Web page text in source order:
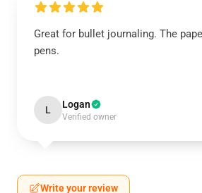
Great for bullet journaling. The
pens.
L Logan
Verified owner
Write your review